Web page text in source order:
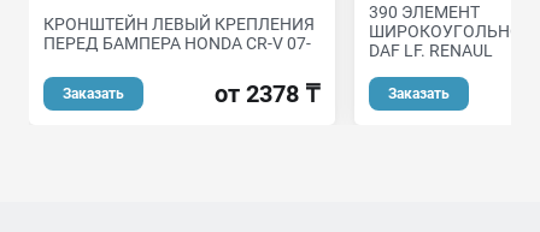
КРОНШТЕЙН ЛЕВЫЙ КРЕПЛЕНИЯ
ПЕРЕД БАМПЕРА HONDA CR-V 07-
Заказать от 2378 ₸
390 ЭЛЕМЕНТ
DAF LF. RENAUL
Заказать